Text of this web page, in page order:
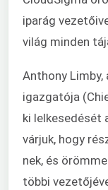
iparág
világ minden
Anthony Limby,
igazgatója
ki lelkesedését
várjuk, hogy
nek, és
többi